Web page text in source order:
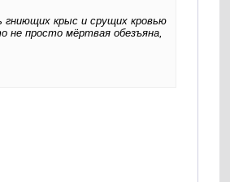
гниющих крыс и срущих кровью
не просто мёртвая обезъяна,